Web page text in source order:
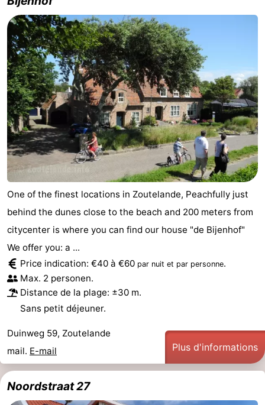
Aparthotel
Zoutelande
-
Duinflat
-
Duinoord
-
Duinweg
18
-
Kurhaus
-
Residentie
Soutelande
Campings
Chambre
d'hôtes
Chaumières
De
Zandput
-
Duinzicht
-
Kustlicht
Meerpaal
-
Strandcamping
One of the finest locations in Zoutelande, Peachfully just
behind the dunes close to the beach and 200 meters from
citycenter is where you can find our house "de Bijenhof"
We offer you: a ...
Price indication: €40 à €60 par nuit et par personne.
Max. 2 personen.
Distance de la plage: ±30 m.
Sans petit déjeuner.
Duinweg 59, Zoutelande
mail. E-mail Plus d'informations
Noordstraat 27